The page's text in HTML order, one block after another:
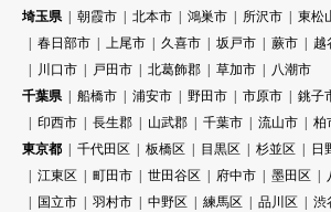
埼玉県
朝霞市 北本市 鴻巣市 所沢市 東松
春日部市
上尾市 久喜市 坂戸市 蕨市 越
川口市
戸田市 北葛飾郡 草加市
八潮市
千葉県
船橋市 浦安市 野田市 市原市 銚子
印西市
長生郡 山武郡 千葉市 流山市 柏
東京都
千代田区 板橋区 目黒区 杉並区 日
江東区
町田市 世田谷区 府中市 墨田区
国立市
羽村市 中野区 練馬区 品川区 渋